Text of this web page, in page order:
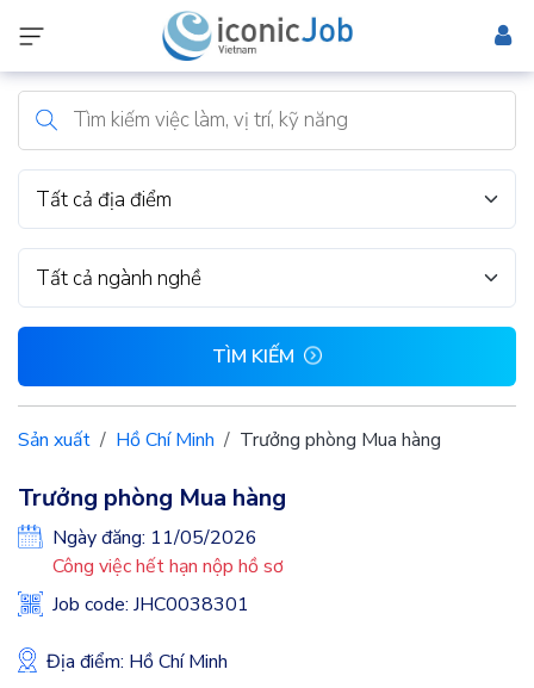
Tất cả địa điểm
Tất cả ngành nghề
TÌM KIẾM
Sản xuất Hồ Chí Minh Trưởng phòng Mua hàng
Trưởng phòng Mua hàng
Ngày đăng: 11/05/2026
Công việc hết hạn nộp hồ sơ
Job code: JHC0038301
Địa điểm: Hồ Chí Minh